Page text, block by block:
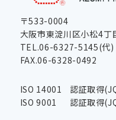
〒533-0004
大阪市東淀川区小松4
TEL.06-6327-5145(代
FAX.06-6328-0492
ISO 14001
認証取得
ISO 9001
認証取得